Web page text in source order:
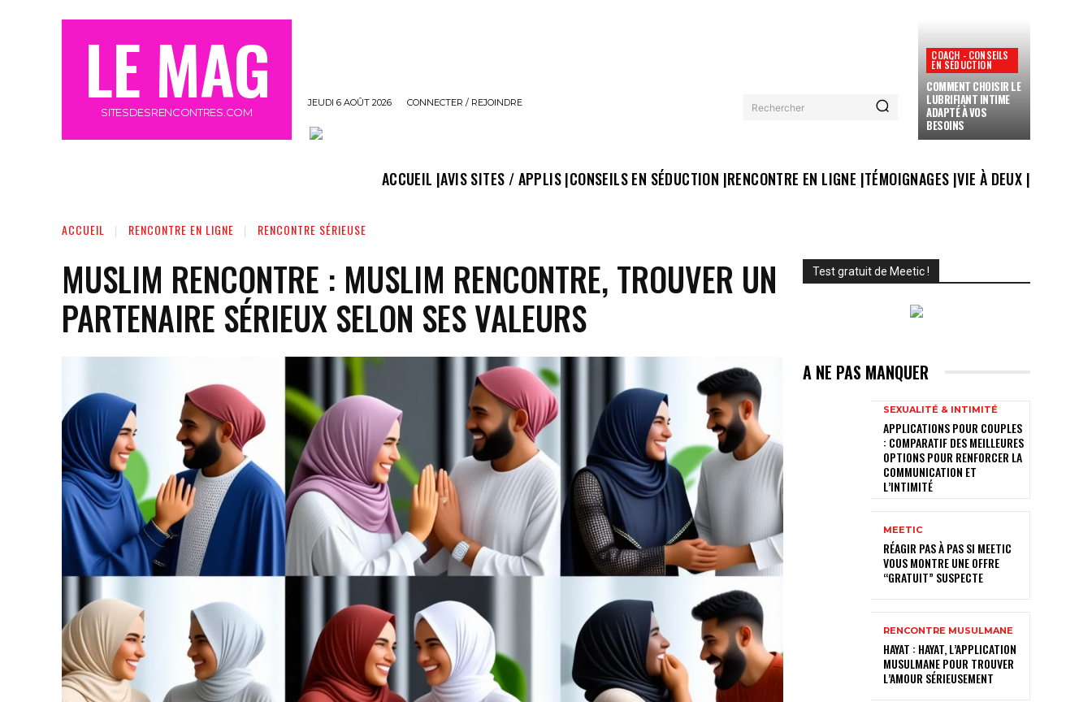
LE MAG
SITESDESRENCONTRES.COM
JEUDI 6 AOÛT 2026 CONNECTER / REJOINDRE Rechercher
COACH - CONSEILS
EN SÉDUCTION
COMMENT CHOISIR LE
LUBRIFIANT INTIME
ADAPTÉ À VOS
BESOINS
ACCUEIL |AVIS SITES / APPLIS |CONSEILS EN SÉDUCTION |RENCONTRE EN LIGNE |TÉMOIGNAGES |VIE À DEUX |
ACCUEIL RENCONTRE EN LIGNE RENCONTRE SÉRIEUSE
MUSLIM RENCONTRE : MUSLIM RENCONTRE, TROUVER UN
PARTENAIRE SÉRIEUX SELON SES VALEURS
Test gratuit de Meetic !
A NE PAS MANQUER
SEXUALITÉ & INTIMITÉ
APPLICATIONS POUR COUPLES
: COMPARATIF DES MEILLEURES
OPTIONS POUR RENFORCER LA
COMMUNICATION ET
L’INTIMITÉ
MEETIC
RÉAGIR PAS À PAS SI MEETIC
VOUS MONTRE UNE OFFRE
“GRATUIT” SUSPECTE
RENCONTRE MUSULMANE
HAYAT : HAYAT, L’APPLICATION
MUSULMANE POUR TROUVER
L’AMOUR SÉRIEUSEMENT